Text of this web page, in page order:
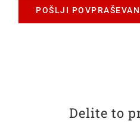
POŠLJI
Delite to